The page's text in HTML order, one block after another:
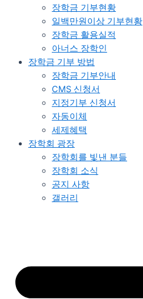
장학금 기부현황
일백만원이상 기부현황
장학금 활용실적
아너스 장학인
장학금 기부 방법
장학금 기부안내​
CMS 신청서
지정기부 신청서
자동이체
세제혜택
장학회 광장
장학회를 빛낸 분들​
장학회 소식
공지 사항
갤러리